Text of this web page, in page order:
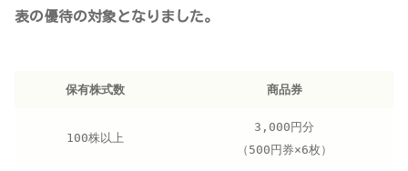
表の優待の対象となりました。
保有株式数 商品券
100株以上
3,000円分
（500円券×6枚）